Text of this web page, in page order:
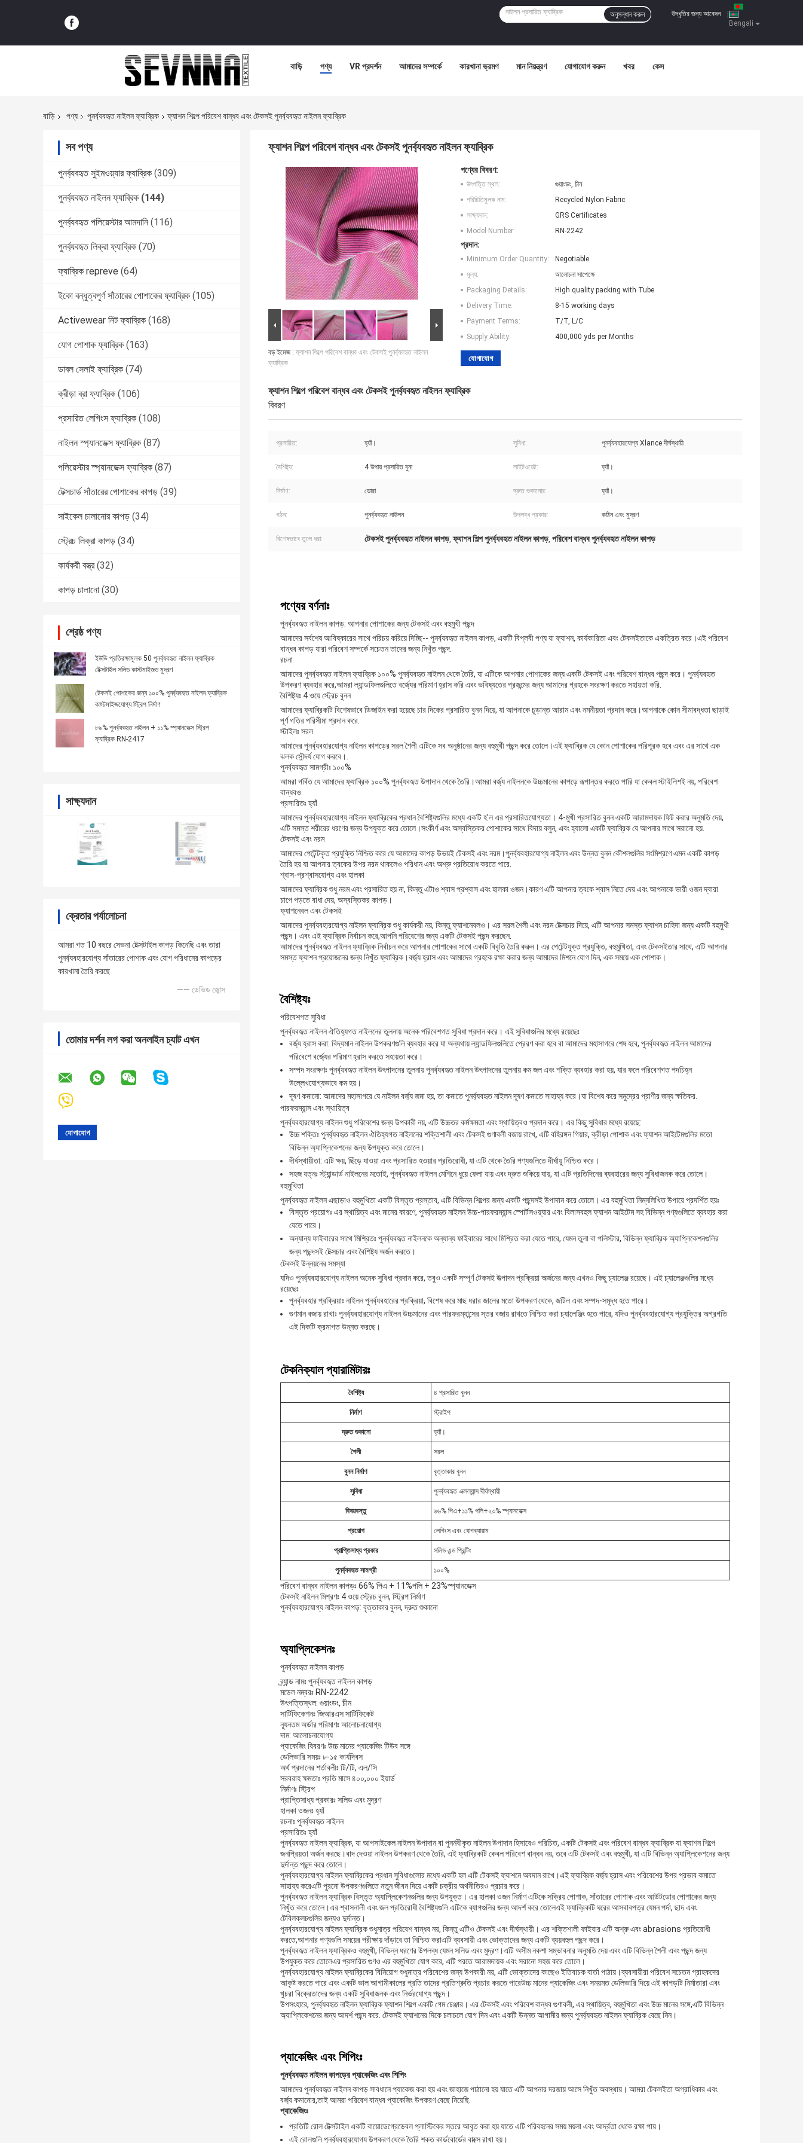
Bengali
উদ্ধৃতির জন্য আবেদন
অনুসন্ধান করুন
বাড়ি পণ্য VR প্রদর্শন আমাদের সম্পর্কে কারখানা ভ্রমণ মান নিয়ন্ত্রণ যোগাযোগ করুন খবর কেস
বাড়ি পণ্য পুনর্ব্যবহৃত নাইলন ফ্যাব্রিক ফ্যাশন শিল্পে পরিবেশ বান্ধব এবং টেকসই পুনর্ব্যবহৃত নাইলন ফ্যাব্রিক
সব পণ্য
পুনর্ব্যবহৃত সুইমওয়্যার ফ্যাব্রিক (309)
পুনর্ব্যবহৃত নাইলন ফ্যাব্রিক (144)
পুনর্ব্যবহৃত পলিয়েস্টার আমদানি (116)
পুনর্ব্যবহৃত লিক্রা ফ্যাব্রিক (70)
ফ্যাব্রিক repreve (64)
ইকো বন্ধুত্বপূর্ণ সাঁতারের পোশাকের ফ্যাব্রিক (105)
Activewear নিট ফ্যাব্রিক (168)
যোগ পোশাক ফ্যাব্রিক (163)
ডাবল সেলাই ফ্যাব্রিক (74)
ক্রীড়া ব্রা ফ্যাব্রিক (106)
প্রসারিত লেগিংস ফ্যাব্রিক (108)
নাইলন স্প্যানডেক্স ফ্যাব্রিক (87)
পলিয়েস্টার স্প্যানডেক্স ফ্যাব্রিক (87)
টেক্সচার্ড সাঁতারের পোশাকের কাপড় (39)
সাইকেল চালানোর কাপড় (34)
স্ট্রেচ লিক্রা কাপড় (34)
কার্যকরী বস্ত্র (32)
কাপড় চালানো (30)
শ্রেষ্ঠ পণ্য
ইউভি প্রতিরক্ষামূলক 50 পুনর্ব্যবহৃত নাইলন ফ্যাব্রিক
টেক্সটাইল সলিড কাস্টমাইজড মুদ্রণ
টেকসই পোশাকের জন্য ১০০% পুনর্ব্যবহৃত নাইলন ফ্যাব্রিক
কাস্টমাইজযোগ্য স্ট্রিপ নির্মাণ
৮৯% পুনর্ব্যবহৃত নাইলন + ১১% স্প্যানডেক্স স্ট্রিপ
ফ্যাব্রিক RN-2417
সাক্ষ্যদান
ক্রেতার পর্যালোচনা
আমরা গত 10 বছরে সেভনা টেক্সটাইল কাপড় কিনেছি এবং তারা
পুনর্ব্যবহারযোগ্য সাঁতারের পোশাক এবং যোগ পরিধানের কাপড়ের
কারখানা তৈরি করছে
—— ডেভিড জোন্স
তোমার দর্শন লগ করা অনলাইন চ্যাট এখন
ফ্যাশন শিল্পে পরিবেশ বান্ধব এবং টেকসই পুনর্ব্যবহৃত নাইলন ফ্যাব্রিক
বড় ইমেজ : ফ্যাশন শিল্পে পরিবেশ বান্ধব এবং টেকসই পুনর্ব্যবহৃত নাইলন
ফ্যাব্রিক
পণ্যের বিবরণ:
উৎপত্তি স্থল:
গুয়াংডং, চীন
পরিচিতিমুলক নাম:
Recycled Nylon Fabric
সাক্ষ্যদান:
GRS Certificates
Model Number:
RN-2242
প্রদান:
Minimum Order Quantity:
Negotiable
মূল্য:
আলোচনা সাপেক্ষে
Packaging Details:
High quality packing with Tube
Delivery Time:
8-15 working days
Payment Terms:
T/T, L/C
Supply Ability:
400,000 yds per Months
যোগাযোগ
ফ্যাশন শিল্পে পরিবেশ বান্ধব এবং টেকসই পুনর্ব্যবহৃত নাইলন ফ্যাব্রিক
বিবরণ
প্রসারিত: হ্যাঁ। সুবিধা: পুনর্ব্যবহারযোগ্য Xlance দীর্ঘস্থায়ী
বৈশিষ্ট্য: 4 উপায় প্রসারিত বুনা লাইটওয়েট: হ্যাঁ।
নির্মাণ: ডোরা দ্রুত শুকানোর: হ্যাঁ।
গঠন: পুনর্ব্যবহৃত নাইলন উপলব্ধ প্রকার: কঠিন এবং মুদ্রণ
বিশেষভাবে তুলে ধরা: টেকসই পুনর্ব্যবহৃত নাইলন কাপড়,ফ্যাশন শিল্প পুনর্ব্যবহৃত নাইলন কাপড়, পরিবেশ বান্ধব পুনর্ব্যবহৃত নাইলন কাপড়
পণ্যের বর্ণনাঃ
পুনর্ব্যবহৃত নাইলন কাপড়: আপনার পোশাকের জন্য টেকসই এবং বহুমুখী পছন্দ
আমাদের সর্বশেষ আবিষ্কারের সাথে পরিচয় করিয়ে দিচ্ছি-- পুনর্ব্যবহৃত নাইলন কাপড়, একটি বিপ্লবী পণ্য যা ফ্যাশন, কার্যকারিতা এবং টেকসইতাকে একত্রিত করে।এই পরিবেশ
বান্ধব কাপড় যারা পরিবেশ সম্পর্কে সচেতন তাদের জন্য নিখুঁত পছন্দ.
রচনা
আমাদের পুনর্ব্যবহৃত নাইলন ফ্যাব্রিক ১০০% পুনর্ব্যবহৃত নাইলন থেকে তৈরি, যা এটিকে আপনার পোশাকের জন্য একটি টেকসই এবং পরিবেশ বান্ধব পছন্দ করে। পুনর্ব্যবহৃত
উপকরণ ব্যবহার করে,আমরা ল্যান্ডফিলগুলিতে বর্জ্যের পরিমাণ হ্রাস করি এবং ভবিষ্যতের প্রজন্মের জন্য আমাদের গ্রহকে সংরক্ষণ করতে সহায়তা করি.
বৈশিষ্ট্যঃ 4 ওয়ে স্ট্রেচ বুনন
আমাদের ফ্যাব্রিকটি বিশেষভাবে ডিজাইন করা হয়েছে চার দিকের প্রসারিত বুনন দিয়ে, যা আপনাকে চূড়ান্ত আরাম এবং নমনীয়তা প্রদান করে।আপনাকে কোন সীমাবদ্ধতা ছাড়াই
পূর্ণ গতির পরিসীমা প্রদান করে.
স্টাইলঃ সরল
আমাদের পুনর্ব্যবহারযোগ্য নাইলন কাপড়ের সরল শৈলী এটিকে সব অনুষ্ঠানের জন্য বহুমুখী পছন্দ করে তোলে।এই ফ্যাব্রিক যে কোন পোশাকের পরিপূরক হবে এবং এর সাথে এক
ঝলক সৌন্দর্য যোগ করবে।.
পুনর্ব্যবহৃত সামগ্রীঃ ১০০%
আমরা গর্বিত যে আমাদের ফ্যাব্রিক ১০০% পুনর্ব্যবহৃত উপাদান থেকে তৈরি।আমরা বর্জ্য নাইলনকে উচ্চমানের কাপড়ে রূপান্তর করতে পারি যা কেবল স্টাইলিশই নয়, পরিবেশ
বান্ধবও.
প্রসারিতঃ হ্যাঁ
আমাদের পুনর্ব্যবহারযোগ্য নাইলন ফ্যাব্রিকের প্রধান বৈশিষ্ট্যগুলির মধ্যে একটি হ'ল এর প্রসারিতযোগ্যতা। 4-মুখী প্রসারিত বুনন একটি আরামদায়ক ফিট করার অনুমতি দেয়,
এটি সমস্ত শরীরের ধরণের জন্য উপযুক্ত করে তোলে।সংকীর্ণ এবং অস্বস্তিকর পোশাকের সাথে বিদায় বলুন, এবং হ্যালো একটি ফ্যাব্রিক যে আপনার সাথে সরানো হয়.
টেকসই এবং নরম
আমাদের পেটেন্টকৃত প্রযুক্তি নিশ্চিত করে যে আমাদের কাপড় উভয়ই টেকসই এবং নরম।পুনর্ব্যবহারযোগ্য নাইলন এবং উন্নত বুনন কৌশলগুলির সংমিশ্রণে এমন একটি কাপড়
তৈরি হয় যা আপনার ত্বকের উপর নরম থাকলেও পরিধান এবং অশ্রু প্রতিরোধ করতে পারে.
শ্বাস-প্রশ্বাসযোগ্য এবং হালকা
আমাদের ফ্যাব্রিক শুধু নরম এবং প্রসারিত হয় না, কিন্তু এটাও শ্বাস প্রশ্বাস এবং হালকা ওজন।কারণ এটি আপনার ত্বকে শ্বাস নিতে দেয় এবং আপনাকে ভারী ওজন দ্বারা
চাপে পড়তে বাধা দেয়, অস্বস্তিকর কাপড়।
ফ্যাশনেবল এবং টেকসই
আমাদের পুনর্ব্যবহারযোগ্য নাইলন ফ্যাব্রিক শুধু কার্যকরী নয়, কিন্তু ফ্যাশনেবলও। এর সরল শৈলী এবং নরম টেক্সচার দিয়ে, এটি আপনার সমস্ত ফ্যাশন চাহিদা জন্য একটি বহুমুখী
পছন্দ। এবং এই ফ্যাব্রিক নির্বাচন করে,আপনি পরিবেশের জন্য একটি টেকসই পছন্দ করছেন.
আমাদের পুনর্ব্যবহৃত নাইলন ফ্যাব্রিক নির্বাচন করে আপনার পোশাকের সাথে একটি বিবৃতি তৈরি করুন। এর পেটেন্টযুক্ত প্রযুক্তি, বহুমুখিতা, এবং টেকসইতার সাথে, এটি আপনার
সমস্ত ফ্যাশন প্রয়োজনের জন্য নিখুঁত ফ্যাব্রিক।বর্জ্য হ্রাস এবং আমাদের গ্রহকে রক্ষা করার জন্য আমাদের মিশনে যোগ দিন, এক সময়ে এক পোশাক।
বৈশিষ্ট্যঃ
পরিবেশগত সুবিধা
পুনর্ব্যবহৃত নাইলন ঐতিহ্যগত নাইলনের তুলনায় অনেক পরিবেশগত সুবিধা প্রদান করে। এই সুবিধাগুলির মধ্যে রয়েছেঃ
বর্জ্য হ্রাস করা: বিদ্যমান নাইলন উপকরণগুলি ব্যবহার করে যা অন্যথায় ল্যান্ডফিলগুলিতে প্রেরণ করা হবে বা আমাদের মহাসাগরে শেষ হবে, পুনর্ব্যবহৃত নাইলন আমাদের
পরিবেশে বর্জ্যের পরিমাণ হ্রাস করতে সহায়তা করে।
সম্পদ সংরক্ষণঃ পুনর্ব্যবহৃত নাইলন উৎপাদনের তুলনায় পুনর্ব্যবহৃত নাইলন উৎপাদনের তুলনায় কম জল এবং শক্তি ব্যবহার করা হয়, যার ফলে পরিবেশগত পদচিহ্ন
উল্লেখযোগ্যভাবে কম হয়।
দূষণ কমানো: আমাদের মহাসাগরে যে নাইলন বর্জ্য জমা হয়, তা কমাতে পুনর্ব্যবহৃত নাইলন দূষণ কমাতে সাহায্য করে।যা বিশেষ করে সমুদ্রের প্রাণীর জন্য ক্ষতিকর.
পারফরম্যান্স এবং স্থায়িত্ব
পুনর্ব্যবহারযোগ্য নাইলন শুধু পরিবেশের জন্য উপকারী নয়, এটি উচ্চতর কর্মক্ষমতা এবং স্থায়িত্বও প্রদান করে। এর কিছু সুবিধার মধ্যে রয়েছে:
উচ্চ শক্তিঃ পুনর্ব্যবহৃত নাইলন ঐতিহ্যগত নাইলনের শক্তিশালী এবং টেকসই গুণাবলী বজায় রাখে, এটি বহিরঙ্গন গিয়ার, ক্রীড়া পোশাক এবং ফ্যাশন আইটেমগুলির মতো
বিভিন্ন অ্যাপ্লিকেশনের জন্য উপযুক্ত করে তোলে।
দীর্ঘস্থায়ীতা: এটি ক্ষয়, ছিঁড়ে যাওয়া এবং প্রসারিত হওয়ার প্রতিরোধী, যা এটি থেকে তৈরি পণ্যগুলিতে দীর্ঘায়ু নিশ্চিত করে।
সহজ যত্নঃ স্ট্যান্ডার্ড নাইলনের মতোই, পুনর্ব্যবহৃত নাইলন মেশিনে ধুয়ে ফেলা যায় এবং দ্রুত শুকিয়ে যায়, যা এটি প্রতিদিনের ব্যবহারের জন্য সুবিধাজনক করে তোলে।
বহুমুখিতা
পুনর্ব্যবহৃত নাইলন এছাড়াও বহুমুখিতা একটি বিস্তৃত প্রস্তাব, এটি বিভিন্ন শিল্পের জন্য একটি পছন্দসই উপাদান করে তোলে। এর বহুমুখিতা নিম্নলিখিত উপায়ে প্রদর্শিত হয়ঃ
বিস্তৃত প্রয়োগঃ এর স্থায়িত্ব এবং মানের কারণে, পুনর্ব্যবহৃত নাইলন উচ্চ-পারফরম্যান্স স্পোর্টসওয়্যার এবং বিলাসবহুল ফ্যাশন আইটেম সহ বিভিন্ন পণ্যগুলিতে ব্যবহার করা
যেতে পারে।
অন্যান্য ফাইবারের সাথে মিশ্রিতঃ পুনর্ব্যবহৃত নাইলনকে অন্যান্য ফাইবারের সাথে মিশ্রিত করা যেতে পারে, যেমন তুলা বা পলিস্টার, বিভিন্ন ফ্যাব্রিক অ্যাপ্লিকেশনগুলির
জন্য পছন্দসই টেক্সচার এবং বৈশিষ্ট্য অর্জন করতে।
টেকসই উন্নয়নের সমস্যা
যদিও পুনর্ব্যবহারযোগ্য নাইলন অনেক সুবিধা প্রদান করে, তবুও একটি সম্পূর্ণ টেকসই উত্পাদন প্রক্রিয়া অর্জনের জন্য এখনও কিছু চ্যালেঞ্জ রয়েছে। এই চ্যালেঞ্জগুলির মধ্যে
রয়েছেঃ
পুনর্ব্যবহার প্রক্রিয়াঃ নাইলন পুনর্ব্যবহারের প্রক্রিয়া, বিশেষ করে মাছ ধরার জালের মতো উপকরণ থেকে, জটিল এবং সম্পদ-সমৃদ্ধ হতে পারে।
গুণমান বজায় রাখাঃ পুনর্ব্যবহারযোগ্য নাইলন উচ্চমানের এবং পারফরম্যান্সের স্তর বজায় রাখতে নিশ্চিত করা চ্যালেঞ্জিং হতে পারে, যদিও পুনর্ব্যবহারযোগ্য প্রযুক্তির অগ্রগতি
এই দিকটি ক্রমাগত উন্নত করছে।
টেকনিক্যাল প্যারামিটারঃ
বৈশিষ্ট্য ৪ প্রসারিত বুনন
নির্মাণ স্ট্রাইপ
দ্রুত শুকানো হ্যাঁ।
শৈলী সরল
বুনন নির্মাণ বৃত্তাকার বুনন
সুবিধা পুনর্ব্যবহৃত এক্সল্যান্স দীর্ঘস্থায়ী
বিষয়বস্তু ৬৬% পিএ+১১% পলি+২৩% স্প্যানডেক্স
প্রয়োগ লেগিংস এবং যোগব্যায়াম
প্রাপ্তিসাধ্য প্রকার সলিড এন্ড প্রিন্টিং
পুনর্ব্যবহৃত সামগ্রী ১০০%
পরিবেশ বান্ধব নাইলন কাপড়ঃ 66% পিএ + 11%পলি + 23%স্প্যানডেক্স
টেকসই নাইলন মিশ্রণঃ 4 ওয়ে স্ট্রেচ বুনন, স্ট্রিপ নির্মাণ
পুনর্ব্যবহারযোগ্য নাইলন কাপড়: বৃত্তাকার বুনন, দ্রুত শুকানো
অ্যাপ্লিকেশনঃ
পুনর্ব্যবহৃত নাইলন কাপড়
ব্র্যান্ড নামঃ পুনর্ব্যবহৃত নাইলন কাপড়
মডেল নম্বরঃ RN-2242
উৎপত্তিস্থল: গুয়াংডং, চীন
সার্টিফিকেশনঃ জিআরএস সার্টিফিকেট
ন্যূনতম অর্ডার পরিমাণঃ আলোচনাযোগ্য
দাম: আলোচনাযোগ্য
প্যাকেজিং বিবরণঃ উচ্চ মানের প্যাকেজিং টিউব সঙ্গে
ডেলিভারি সময়ঃ ৮-১৫ কার্যদিবস
অর্থ প্রদানের শর্তাবলীঃ টি/টি, এল/সি
সরবরাহ ক্ষমতাঃ প্রতি মাসে ৪০০,০০০ ইয়ার্ড
নির্মাণঃ স্ট্রিপ
প্রাপ্তিসাধ্য প্রকারঃ সলিড এবং মুদ্রণ
হালকা ওজনঃ হ্যাঁ
রচনাঃ পুনর্ব্যবহৃত নাইলন
প্রসারিতঃ হ্যাঁ
পুনর্ব্যবহৃত নাইলন ফ্যাব্রিক, যা আপসাইকেল নাইলন উপাদান বা পুনর্নবীকৃত নাইলন উপাদান হিসাবেও পরিচিত, একটি টেকসই এবং পরিবেশ বান্ধব ফ্যাব্রিক যা ফ্যাশন শিল্পে
জনপ্রিয়তা অর্জন করছে।বাদ দেওয়া নাইলন উপকরণ থেকে তৈরি, এই ফ্যাব্রিকটি কেবল পরিবেশ বান্ধব নয়, তবে এটি টেকসই এবং বহুমুখী, যা এটি বিভিন্ন অ্যাপ্লিকেশনের জন্য
দুর্দান্ত পছন্দ করে তোলে।
পুনর্ব্যবহারযোগ্য নাইলন ফ্যাব্রিকের প্রধান সুবিধাগুলোর মধ্যে একটি হল এটি টেকসই ফ্যাশনে অবদান রাখে।এই ফ্যাব্রিক বর্জ্য হ্রাস এবং পরিবেশের উপর প্রভাব কমাতে
সাহায্য করেএটি পুরনো উপকরণগুলিতে নতুন জীবন দিয়ে একটি চক্রীয় অর্থনীতিরও প্রচার করে।
পুনর্ব্যবহৃত নাইলন ফ্যাব্রিক বিস্তৃত অ্যাপ্লিকেশনগুলির জন্য উপযুক্ত। এর হালকা ওজন নির্মাণ এটিকে সক্রিয় পোশাক, সাঁতারের পোশাক এবং আউটডোর পোশাকের জন্য
নিখুঁত করে তোলে।এর শ্বাসনালী এবং জল প্রতিরোধী বৈশিষ্ট্যগুলি এটিকে ব্যাগগুলির জন্য আদর্শ করে তোলেএই ফ্যাব্রিকটি ঘরের আসবাবপত্র যেমন পর্দা, ছাদ এবং
টেবিলক্লচগুলির জন্যও দুর্দান্ত।
পুনর্ব্যবহারযোগ্য নাইলন ফ্যাব্রিক শুধুমাত্র পরিবেশ বান্ধব নয়, কিন্তু এটিও টেকসই এবং দীর্ঘস্থায়ী। এর শক্তিশালী ফাইবার এটি অশ্রু এবং abrasions প্রতিরোধী
করতে,আপনার পণ্যগুলি সময়ের পরীক্ষায় দাঁড়াবে তা নিশ্চিত করাএটি ব্যবসায়ী এবং ভোক্তাদের জন্য একটি ব্যয়বহুল পছন্দ করে।
পুনর্ব্যবহৃত নাইলন ফ্যাব্রিকও বহুমুখী, বিভিন্ন ধরণের উপলব্ধ যেমন সলিড এবং মুদ্রণ।এটি অসীম নকশা সম্ভাবনার অনুমতি দেয় এবং এটি বিভিন্ন শৈলী এবং পছন্দ জন্য
উপযুক্ত করে তোলেএর প্রসারিত গুণও এর বহুমুখিতা যোগ করে, এটি পরতে আরামদায়ক এবং সরানো সহজ করে তোলে।
পুনর্ব্যবহারযোগ্য নাইলন ফ্যাব্রিকের বিনিয়োগ শুধুমাত্র পরিবেশের জন্য উপকারী নয়, এটি ভোক্তাদের কাছেও ইতিবাচক বার্তা পাঠায়।ব্যবসায়ীরা পরিবেশ সচেতন গ্রাহকদের
আকৃষ্ট করতে পারে এবং একটি ভাল আগামীকালের প্রতি তাদের প্রতিশ্রুতি প্রচার করতে পারেউচ্চ মানের প্যাকেজিং এবং সময়মত ডেলিভারি দিয়ে এই কাপড়টি নির্মাতারা এবং
খুচরা বিক্রেতাদের জন্য একটি সুবিধাজনক এবং নির্ভরযোগ্য পছন্দ।
উপসংহারে, পুনর্ব্যবহৃত নাইলন ফ্যাব্রিক ফ্যাশন শিল্পে একটি গেম চেঞ্জার। এর টেকসই এবং পরিবেশ বান্ধব গুণাবলী, এর স্থায়িত্ব, বহুমুখিতা এবং উচ্চ মানের সঙ্গে,এটি বিভিন্ন
অ্যাপ্লিকেশনের জন্য আদর্শ পছন্দ করে. টেকসই ফ্যাশনের দিকে চলাচলে যোগ দিন এবং একটি উন্নত আগামীর জন্য পুনর্ব্যবহৃত নাইলন ফ্যাব্রিক বেছে নিন।
প্যাকেজিং এবং শিপিংঃ
পুনর্ব্যবহৃত নাইলন কাপড়ের প্যাকেজিং এবং শিপিং
আমাদের পুনর্ব্যবহৃত নাইলন কাপড় সাবধানে প্যাকেজ করা হয় এবং জাহাজে পাঠানো হয় যাতে এটি আপনার দরজায় আসে নিখুঁত অবস্থায়। আমরা টেকসইতা অগ্রাধিকার এবং
বর্জ্য কমানোর,তাই আমরা পরিবেশ বান্ধব প্যাকেজিং উপকরণ বেছে নিয়েছি.
প্যাকেজিংঃ
প্রতিটি রোল টেক্সটাইল একটি বায়োডেগ্রেডেবল প্লাস্টিকের স্তরে আবৃত করা হয় যাতে এটি পরিবহনের সময় ময়লা এবং আর্দ্রতা থেকে রক্ষা পায়।
এই রোলগুলি পুনর্ব্যবহারযোগ্য উপকরণ থেকে তৈরি শক্ত কার্ডবোর্ডের বাক্সে রাখা হয়।